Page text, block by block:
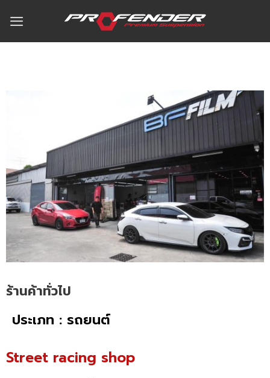
ร้านค้าทั่วไป
ประเภท : รถยนต์
Street racing shop